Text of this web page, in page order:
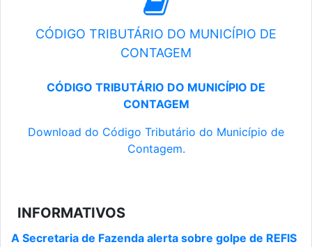
CÓDIGO TRIBUTÁRIO DO MUNICÍPIO DE
CONTAGEM
CÓDIGO TRIBUTÁRIO DO MUNICÍPIO DE
CONTAGEM
Download do Código Tributário do Município de
Contagem.
INFORMATIVOS
A Secretaria de Fazenda alerta sobre golpe de REFIS